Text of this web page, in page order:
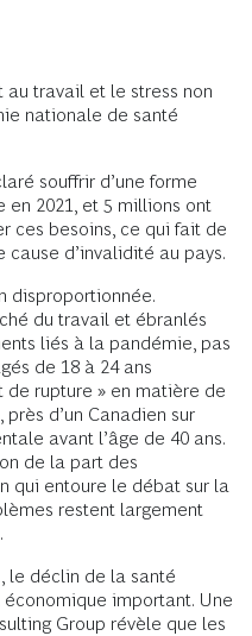
au travail et le stress non
nationale de santé
souffrir d’une forme
2021, et 5 millions ont
ces besoins, ce qui fait de
d’invalidité au pays.
disproportionnée.
du travail et ébranlés
liés à la pandémie, pas
de 18 à 24 ans
rupture » en matière de
d’un Canadien sur
avant l’âge de 40 ans.
de la part des
qui entoure le débat sur la
restent largement
le déclin de la santé
important. Une
Group révèle que les